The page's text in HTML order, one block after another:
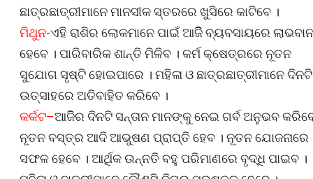
ଛାତ୍ରଛାତ୍ରୀମାନେ ମାନସୀକ ସ୍ତରରେ ଖୁସିରେ କାଟିବେ ।
ମିଥୁନ-ଏହି ରାଶିର ଲୋକମାନେ ପାଇଁ ଆଜିିି ବ୍ୟବସାୟରେ ଲାଭବାନ
ହେବେ । ପାରିବାରିକ ଶାନ୍ତି ମିଳିବ । କର୍ମ କ୍ଷେତ୍ରରେ ନୂତନ
ସୁଯୋଗ ସୃଷ୍ଟି ହୋଇପାରେ । ମହିଳା ଓ ଛାତ୍ରଛାତ୍ରୀମାନେ ଦିନଟି
ଉତ୍ସାହରେ ଅତିବାହିତ କରିବେ ।
କର୍କଟ–ଆଜିିର ଦିନଟି ସନ୍ତାନ ମାନଙ୍କୁ ନେଇ ଗର୍ବ ଅନୁଭବ
ନୂତନ ବସ୍ତ୍ର ଆଦି ଆଭୁଷଣ ପ୍ରାପ୍ତି ହେବ । ନୂତନ ଯୋଜନାରେ
ସଫଳ ହେବେ । ଆର୍ଥିକ ଉନ୍ନତି ବହୁ ପରିମାଣରେ ବୃଦ୍ଧି ପାଇବ ।